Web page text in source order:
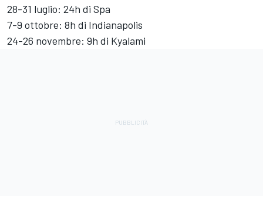
28-31 luglio: 24h di Spa
7-9 ottobre: 8h di Indianapolis
24-26 novembre: 9h di Kyalami